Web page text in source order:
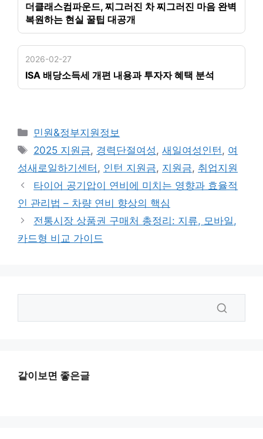
더클래스컴파운드, 찌그러진 차 찌그러진 마음 완벽
복원하는 현실 꿀팁 대공개
2026-02-27
ISA 배당소득세 개편 내용과 투자자 혜택 분석
카
테
리
민원&정부지원정보
태
그
2025 지원금, 경력단절여성,새일여성인턴, 여
성새로일하기센터 , 인턴 지원금, 지원금, 취업지원
타이어 공기압이 연비에 미치는 영향과 효율적
인 관리법 – 차량 연비 향상의 핵심
전통시장 상품권 구매처 총정리: 지류, 모바일,
카드형 비교 가이드
같이보면 좋은글